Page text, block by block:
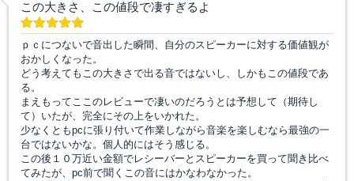
この大きさ、この値段で凄すぎるよ
ｐｃにつないで音出した瞬間、自分のスピーカーに対する価値観が
おかしくなった。
どう考えてもこの大きさで出る音ではないし、しかもこの値段であ
る。
まえもってここのレビューで凄いのだろうとは予想して（期待し
て）いたが、完全にその上をいかれた。
少なくともpcに張り付いて作業しながら音楽を楽しむなら最強の一
台ではないかな。個人的にはそう感じる。
この後１０万近い金額でレシーバーとスピーカーを買って聞き比べ
てみたが、pc前で聞くこの音にはかなわなかった。